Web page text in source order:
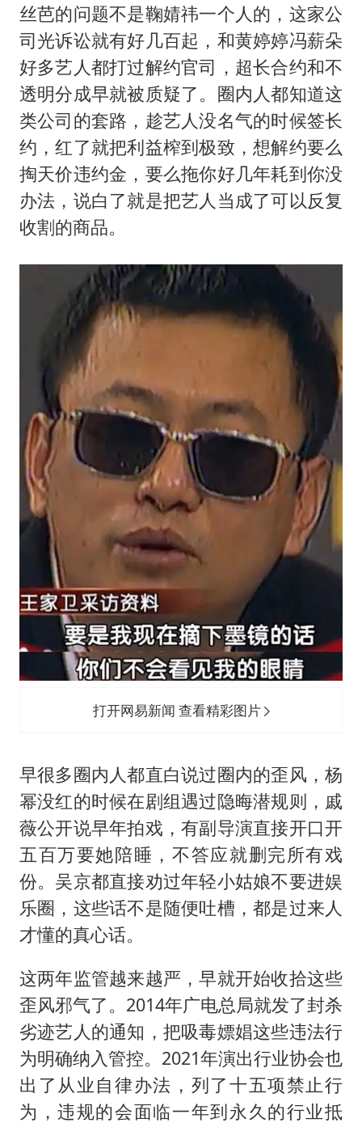
丝芭的问题不是鞠婧祎一个人的，这家公
司光诉讼就有好几百起，和黄婷婷冯薪朵
好多艺人都打过解约官司，超长合约和不
透明分成早就被质疑了。圈内人都知道这
类公司的套路，趁艺人没名气的时候签长
约，红了就把利益榨到极致，想解约要么
掏天价违约金，要么拖你好几年耗到你没
办法，说白了就是把艺人当成了可以反复
收割的商品。
打开网易新闻 查看精彩图片
早很多圈内人都直白说过圈内的歪风，杨
幂没红的时候在剧组遇过隐晦潜规则，戚
薇公开说早年拍戏，有副导演直接开口开
五百万要她陪睡，不答应就删完所有戏
份。吴京都直接劝过年轻小姑娘不要进娱
乐圈，这些话不是随便吐槽，都是过来人
才懂的真心话。
这两年监管越来越严，早就开始收拾这些
歪风邪气了。2014年广电总局就发了封杀
劣迹艺人的通知，把吸毒嫖娼这些违法行
为明确纳入管控。2021年演出行业协会也
出了从业自律办法，列了十五项禁止行
为，违规的会面临一年到永久的行业抵